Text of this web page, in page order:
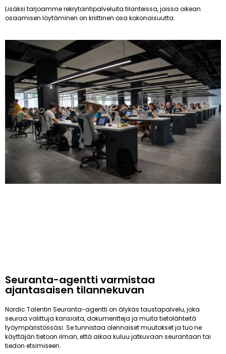
Lisäksi tarjoamme rekrytointipalveluita tilanteissa, joissa oikean
osaamisen löytäminen on kriittinen osa kokonaisuutta.
Seuranta-agentti varmistaa
ajantasaisen tilannekuvan
Nordic Talentin Seuranta-agentti on älykäs taustapalvelu, joka
seuraa valittuja kansioita, dokumentteja ja muita tietolähteitä
työympäristössäsi. Se tunnistaa olennaiset muutokset ja tuo ne
käyttäjän tietoon ilman, että aikaa kuluu jatkuvaan seurantaan tai
tiedon etsimiseen.